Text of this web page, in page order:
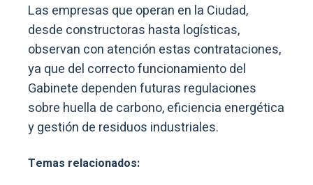
Las empresas que operan en la Ciudad,
desde constructoras hasta logísticas,
observan con atención estas contrataciones,
ya que del correcto funcionamiento del
Gabinete dependen futuras regulaciones
sobre huella de carbono, eficiencia energética
y gestión de residuos industriales.
Temas relacionados: